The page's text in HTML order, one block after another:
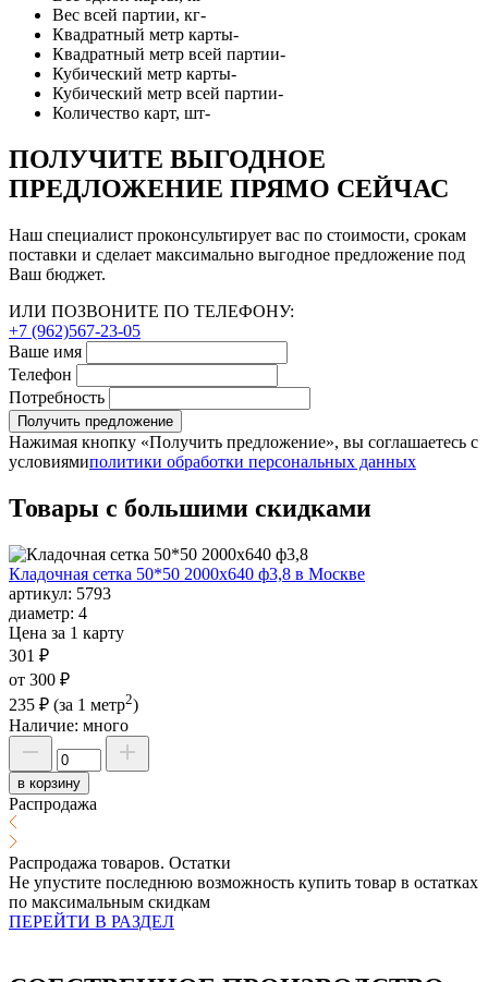
Вес всей партии, кг-
Квадратный метр карты-
Квадратный метр всей партии-
Кубический метр карты-
Кубический метр всей партии-
Количество карт, шт-
ПОЛУЧИТЕ ВЫГОДНОЕ
ПРЕДЛОЖЕНИЕ ПРЯМО СЕЙЧАС
Наш специалист проконсультирует вас по стоимости, срокам
поставки и сделает максимально выгодное предложение под
Ваш бюджет.
ИЛИ ПОЗВОНИТЕ ПО ТЕЛЕФОНУ:
+7 (962)567-23-05
Ваше имя
Телефон
Потребность
Получить предложение
Нажимая кнопку «Получить предложение», вы соглашаетесь с
условиямиполитики обработки персональных данных
Товары с большими скидками
Кладочная сетка 50*50 2000х640 ф3,8 в Москве
артикул: 5793
диаметр: 4
Цена за 1 карту
301 ₽
от 300 ₽
235 ₽ (за 1 метр2)
Наличие: много
в корзину
Распродажа
Распродажа товаров. Остатки
Не упустите последнюю возможность купить товар в остатках
по максимальным скидкам
ПЕРЕЙТИ В РАЗДЕЛ